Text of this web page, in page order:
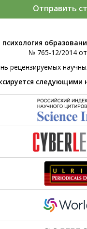
Отправить
№ 765-12/2014
рецензируемых